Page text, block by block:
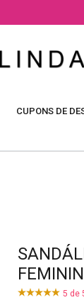
CUPONS DE
5 de